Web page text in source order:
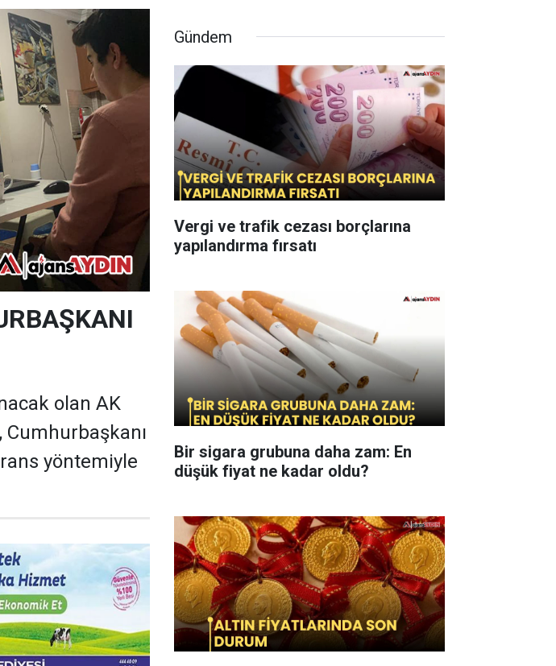
olan AK
Cumhurbaşkanı
yöntemiyle
Gündem
Vergi ve trafik cezası borçlarına
yapılandırma fırsatı
Bir sigara grubuna daha zam: En
düşük fiyat ne kadar oldu?